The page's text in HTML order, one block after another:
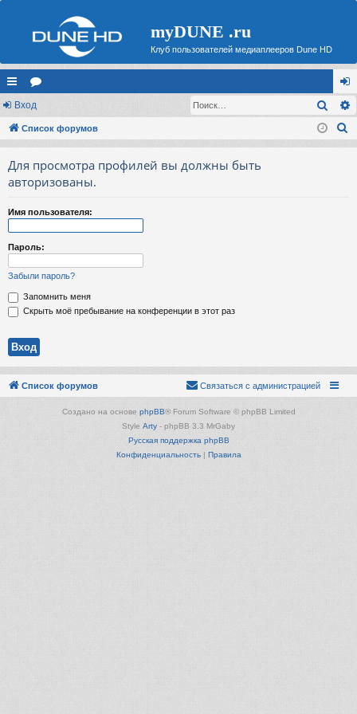
myDUNE .ru
Клуб пользователей медиаплееров Dune HD
с
ы
ор
ум
хо
д
Вход
Список форумов
Для просмотра профилей вы должны быть
авторизованы.
Имя пользователя:
Пароль:
Забыли пароль?
Запомнить меня
Скрыть моё пребывание на конференции в этот раз
Список форумов Связаться с администрацией
Создано на основе phpBB® Forum Software © phpBB Limited
Style Arty - phpBB 3.3 MrGaby
Русская поддержка phpBB
Конфиденциальность| Правила